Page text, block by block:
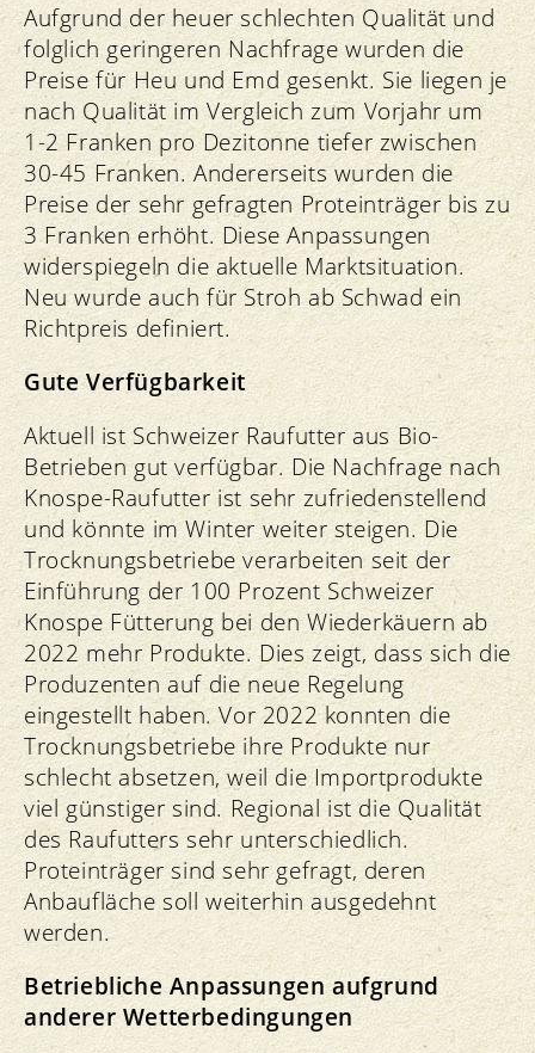
Aufgrund der heuer schlechten Qualität und
folglich geringeren Nachfrage wurden die
Preise für Heu und Emd gesenkt. Sie liegen je
nach Qualität im Vergleich zum Vorjahr um
1-2 Franken pro Dezitonne tiefer zwischen
30-45 Franken. Andererseits wurden die
Preise der sehr gefragten Proteinträger bis zu
3 Franken erhöht. Diese Anpassungen
widerspiegeln die aktuelle Marktsituation.
Neu wurde auch für Stroh ab Schwad ein
Richtpreis definiert.
Gute Verfügbarkeit
Aktuell ist Schweizer Raufutter aus Bio-
Betrieben gut verfügbar. Die Nachfrage nach
Knospe-Raufutter ist sehr zufriedenstellend
und könnte im Winter weiter steigen. Die
Trocknungsbetriebe verarbeiten seit der
Einführung der 100 Prozent Schweizer
Knospe Fütterung bei den Wiederkäuern ab
2022 mehr Produkte. Dies zeigt, dass sich die
Produzenten auf die neue Regelung
eingestellt haben. Vor 2022 konnten die
Trocknungsbetriebe ihre Produkte nur
schlecht absetzen, weil die Importprodukte
viel günstiger sind. Regional ist die Qualität
des Raufutters sehr unterschiedlich.
Proteinträger sind sehr gefragt, deren
Anbaufläche soll weiterhin ausgedehnt
werden.
Betriebliche Anpassungen aufgrund
anderer Wetterbedingungen